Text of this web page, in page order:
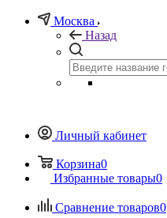
Москва
Назад
Личный кабинет
Корзина0
Избранные товары0
Сравнение товаров0